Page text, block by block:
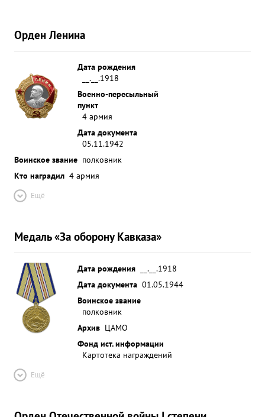
Орден Ленина
Дата рождения
__.__.1918
Военно-пересыльный
пункт
4 армия
Дата документа
05.11.1942
Воинское звание полковник
Кто наградил 4 армия
Ещё
Медаль «За оборону Кавказа»
Дата рождения
__.__.1918
Дата документа 01.05.1944
Воинское звание
полковник
Архив ЦАМО
Фонд ист. информации
Картотека награждений
Ещё